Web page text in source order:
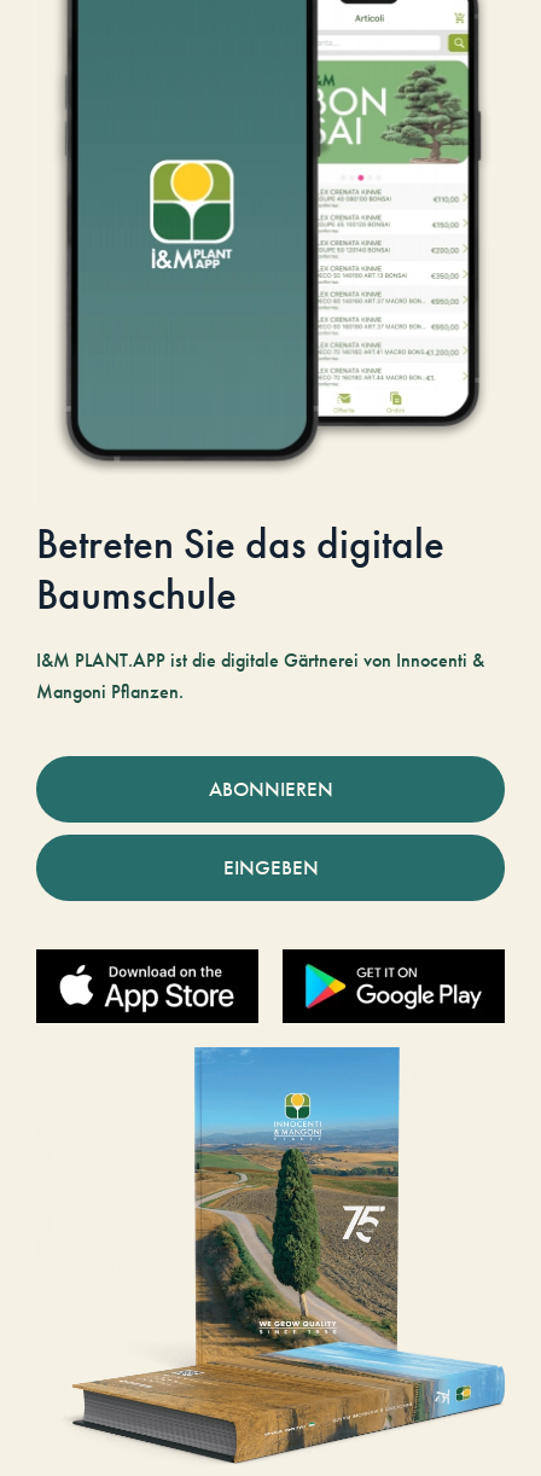
Betreten Sie das digitale
Baumschule
I&M PLANT.APP ist die digitale Gärtnerei von Innocenti &
Mangoni Pflanzen.
ABONNIEREN
EINGEBEN